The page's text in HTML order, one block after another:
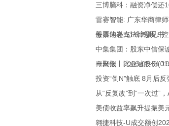
三博脑科：融资净偿还
雷赛智能: 广东华商律
股票的补充法律意见书
每日速递:ST金鸿顺：
中集集团：股东中信保
日聚焦
2026-07-01
今日报丨比亚迪股份
投资“倒N”触底 8月后
从“反复改”到“一次过”
美债收益率飙升提振美
翱捷科技-U成交额创